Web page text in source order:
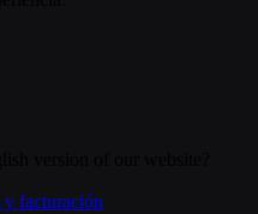
facturación
version of our website?